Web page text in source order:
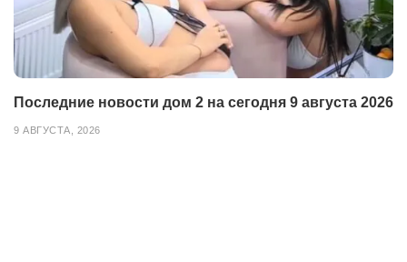
Последние новости дом 2 на сегодня 9 августа 2026
9 АВГУСТА, 2026